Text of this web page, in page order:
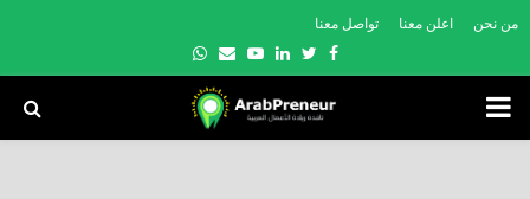
من نحن اعلن معنا تواصل معنا
Facebook
Twitter
Linkedin
Youtube
Email
Whatsapp
PRIMARY